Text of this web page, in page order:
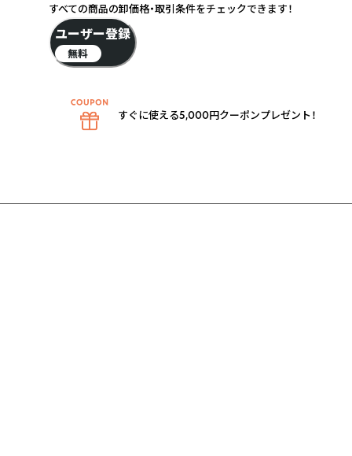
すべての商品の卸価格・取引条件をチェックできます！
ユーザー登録
無料
すぐに使える5,000円クーポンプレゼント！